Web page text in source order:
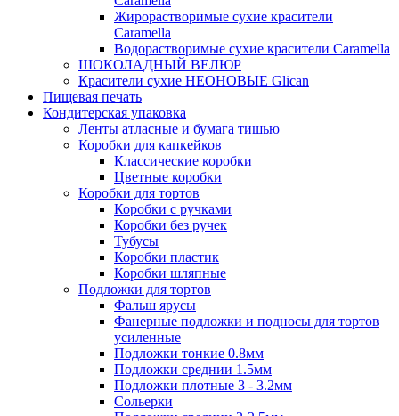
Жирорастворимые сухие красители
Caramella
Водорастворимые сухие красители Caramella
ШОКОЛАДНЫЙ ВЕЛЮР
Красители сухие НЕОНОВЫЕ Glican
Пищевая печать
Кондитерская упаковка
Ленты атласные и бумага тишью
Коробки для капкейков
Классические коробки
Цветные коробки
Коробки для тортов
Коробки с ручками
Коробки без ручек
Тубусы
Коробки пластик
Коробки шляпные
Подложки для тортов
Фальш ярусы
Фанерные подложки и подносы для тортов
усиленные
Подложки тонкие 0.8мм
Подложки среднии 1.5мм
Подложки плотные 3 - 3.2мм
Сольерки